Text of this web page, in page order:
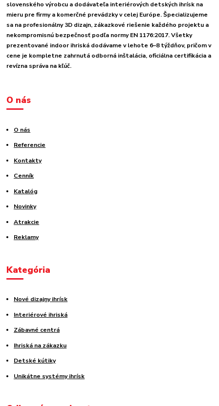
slovenského výrobcu a dodávateľa interiérových detských ihrísk na
mieru pre firmy a komerčné prevádzky v celej Európe. Špecializujeme
sa na profesionálny 3D dizajn, zákazkové riešenie každého projektu a
nekompromisnú bezpečnosť podľa normy EN 1176:2017. Všetky
prezentované indoor ihriská dodávame v lehote 6–8 týždňov, pričom v
cene je kompletne zahrnutá odborná inštalácia, oficiálna certifikácia a
revízna správa na kľúč.
O nás
O nás
Referencie
Kontakty
Cenník
Katalóg
Novinky
Atrakcie
Reklamy
Kategória
Nové dizajny ihrísk
Interiérové ihriská
Zábavné centrá
Ihriská na zákazku
Detské kútiky
Unikátne systémy ihrísk